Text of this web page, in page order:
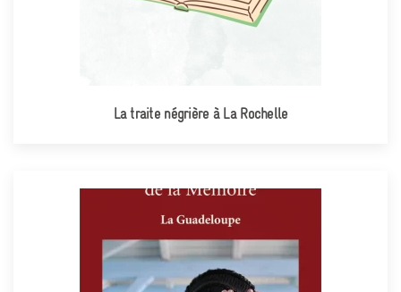
La traite négrière à La Rochelle